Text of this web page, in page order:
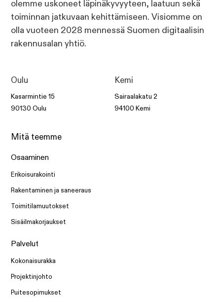
olemme uskoneet läpinäkyvyyteen, laatuun sekä
toiminnan jatkuvaan kehittämiseen. Visiomme on
olla vuoteen 2028 mennessä Suomen digitaalisin
rakennusalan yhtiö.
Oulu
Kasarmintie 15
90130 Oulu
Kemi
Sairaalakatu 2
94100 Kemi
Mitä teemme
Osaaminen
Erikoisurakointi
Rakentaminen ja saneeraus
Toimitilamuutokset
Sisäilmakorjaukset
Palvelut
Kokonaisurakka
Projektinjohto
Puitesopimukset